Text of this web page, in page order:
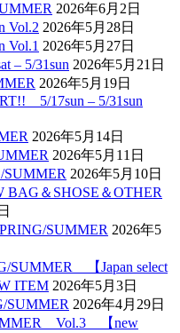
2026年6月2日
Vol.2 2026年5月28日
Vol.1 2026年5月27日
– 5/31sun 2026年5月21日
2026年5月19日
5/17sun – 5/31sun
2026年5月14日
2026年5月11日
SUMMER 2026年5月10日
BAG＆SHOSE＆OTHER
SUMMER 2026年5
SUMMER 【Japan select
ITEM 2026年5月3日
SUMMER 2026年4月29日
Vol.3 【new